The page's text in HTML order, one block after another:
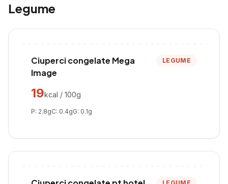
Legume
Ciuperci congelate Mega
Image
LEGUME
19kcal / 100g
P: 2.8gC: 0.4gG: 0.1g